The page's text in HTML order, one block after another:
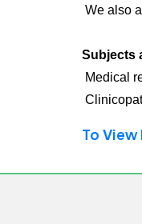
We also
Subjects
Medical
To